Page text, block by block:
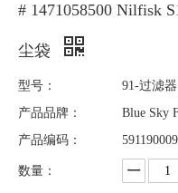
# 1471058500 Nilfisk
尘袋
型号：
91-过滤器
产品品牌：
Blue Sky
产品编码：
数量：